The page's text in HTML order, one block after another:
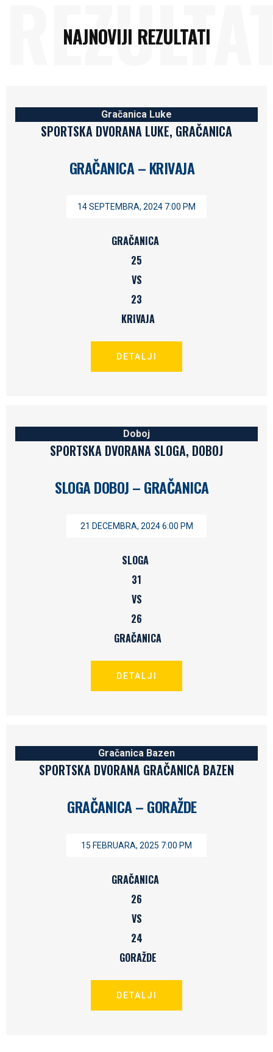
NAJNOVIJI REZULTATI
Gračanica Luke
SPORTSKA DVORANA LUKE, GRAČANICA
GRAČANICA – KRIVAJA
14 SEPTEMBRA, 2024 7:00 PM
GRAČANICA
25
VS
23
KRIVAJA
DETALJI
Doboj
SPORTSKA DVORANA SLOGA, DOBOJ
SLOGA DOBOJ – GRAČANICA
21 DECEMBRA, 2024 6:00 PM
SLOGA
31
VS
26
GRAČANICA
DETALJI
Gračanica Bazen
SPORTSKA DVORANA GRAČANICA BAZEN
GRAČANICA – GORAŽDE
15 FEBRUARA, 2025 7:00 PM
GRAČANICA
26
VS
24
GORAŽDE
DETALJI